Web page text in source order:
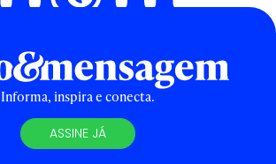
Informa, inspira e conecta.
ASSINE JÁ